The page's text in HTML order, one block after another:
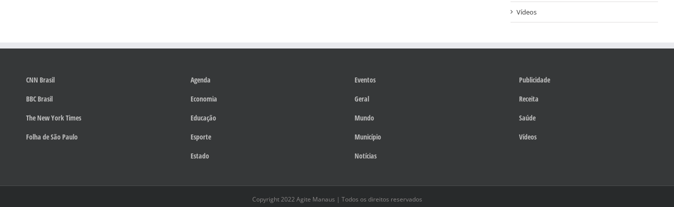
Vídeos
CNN Brasil
BBC Brasil
The New York Times
Folha de São Paulo
Agenda
Economia
Educação
Esporte
Estado
Eventos
Geral
Mundo
Município
Notícias
Publicidade
Receita
Saúde
Vídeos
Copyright 2022 Agite Manaus | Todos os direitos reservados